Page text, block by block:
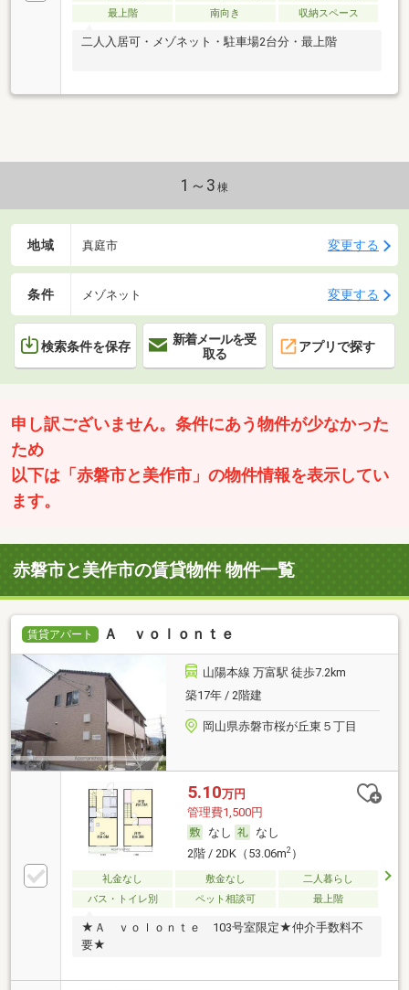
最上階
南向き 収納スペース
二人入居可・メゾネット・駐車場2台分・最上階
1～3 棟
地域 真庭市 変更する
条件 メゾネット 変更する
検索条件を保存
新着メールを受
取る
アプリで探す
申し訳ございません。条件にあう物件が少なかった
ため
以下は「赤磐市と美作市」の物件情報を表示してい
ます。
赤磐市と美作市の賃貸物件 物件一覧
賃貸アパート Ａ ｖｏｌｏｎｔｅ
山陽本線 万富駅 徒歩7.2km
築17年 / 2階建
岡山県赤磐市桜が丘東５丁目
5.10万円
管理費1,500円
なし
なし
2階 / 2DK（53.06m2）
礼金なし 敷金なし
二人暮らし
バス・トイレ別
ペット相談可 最上階
★Ａ ｖｏｌｏｎｔｅ 103号室限定★仲介手数料不
要★